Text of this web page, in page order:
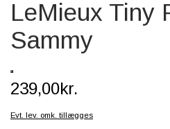
SCHLEICH® HEST
LeMieux Tiny
Sammy
239,00kr.
Evt. lev. omk. tillægges